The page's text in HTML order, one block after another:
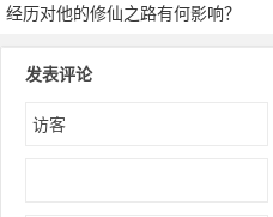
经历对他的修仙之路有何影响？
发表评论